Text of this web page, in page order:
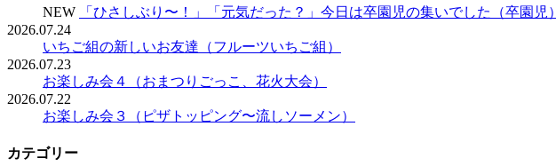
NEW
「ひさしぶり〜！」「元気だった？」今日は卒園児の集いでした（卒園児）
2026.07.24
いちご組の新しいお友達（フルーツいちご組）
2026.07.23
お楽しみ会４（おまつりごっこ、花火大会）
2026.07.22
お楽しみ会３（ピザトッピング〜流しソーメン）
カテゴリー